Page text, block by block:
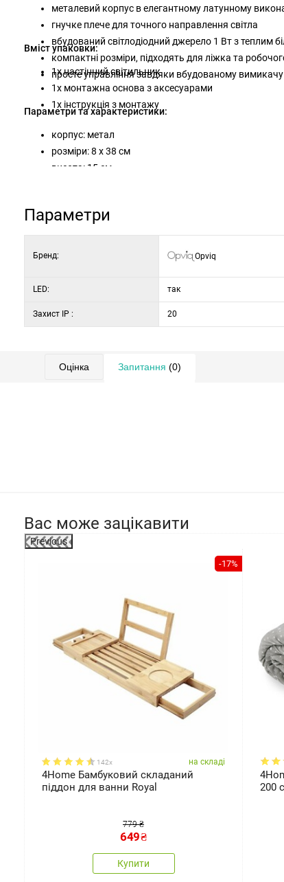
металевий корпус в елегантному латунному
гнучке плече для точного направлення світла
вбудований світлодіодний джерело 1 Вт з теплим
компактні розміри, підходять для ліжка та
просте управління завдяки вбудованому вимикачу
Вміст упаковки:
1x настінний світильник
1x монтажна основа з аксесуарами
1x інструкція з монтажу
Параметри та характеристики:
корпус: метал
розміри: 8 x 38 см
висота: 15 см
діаметр основи: 8 см
висота основи: 3 см
тип джерела світла: вбудований світлодіод
можливість регулювання яскравості: ні
захист: ip20
Параметри
Бренд: Opviq
LED: так
Захист IP : 20
Оцінка Запитання (0)
Вас може зацікавити
Previous
-17%
142x на складі
4Home Бамбуковий складаний
піддон для ванни Royal
779 ₴
649₴
Купити
200